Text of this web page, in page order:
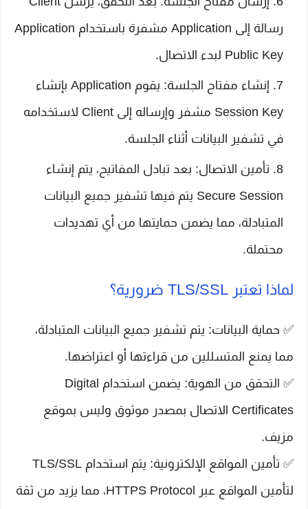
رسالة إلى Application مشفرة باستخدام Application
Public Key لبدء الاتصال.
إنشاء مفتاح الجلسة: يقوم Application بإنشاء
Session Key مشفر وإرساله إلى Client لاستخدامه
في تشفير البيانات أثناء الجلسة.
تأمين الاتصال: بعد تبادل المفاتيح، يتم إنشاء
Secure Session يتم فيها تشفير جميع البيانات
المتبادلة، مما يضمن حمايتها من أي تهديدات
محتملة.
لماذا تعتبر TLS/SSL ضرورية؟
✅ حماية البيانات: يتم تشفير جميع البيانات المتبادلة،
مما يمنع المتسللين من قراءتها أو اعتراضها.
✅ التحقق من الهوية: يضمن استخدام Digital
Certificates الاتصال بمصدر موثوق وليس بموقع
مزيف.
✅ تأمين المواقع الإلكترونية: يتم استخدام TLS/SSL
لتأمين المواقع عبر HTTPS Protocol، مما يزيد من ثقة